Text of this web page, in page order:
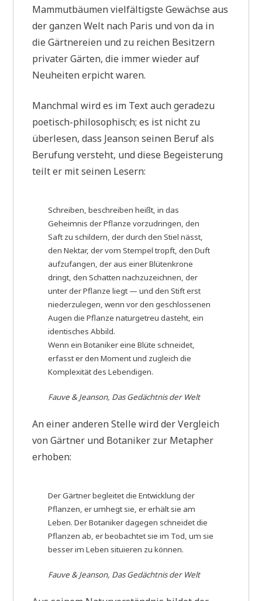
Mammutbäumen vielfältigste Gewächse aus
der ganzen Welt nach Paris und von da in
die Gärtnereien und zu reichen Besitzern
privater Gärten, die immer wieder auf
Neuheiten erpicht waren.
Manchmal wird es im Text auch geradezu
poetisch-philosophisch; es ist nicht zu
überlesen, dass Jeanson seinen Beruf als
Berufung versteht, und diese Begeisterung
teilt er mit seinen Lesern:
Schreiben, beschreiben heißt, in das
Geheimnis der Pflanze vorzudringen, den
Saft zu schildern, der durch den Stiel nässt,
den Nektar, der vom Stempel tropft, den Duft
aufzufangen, der aus einer Blütenkrone
dringt, den Schatten nachzuzeichnen, der
unter der Pflanze liegt — und den Stift erst
niederzulegen, wenn vor den geschlossenen
Augen die Pflanze naturgetreu dasteht, ein
identisches Abbild.
Wenn ein Botaniker eine Blüte schneidet,
erfasst er den Moment und zugleich die
Komplexität des Lebendigen.
Fauve & Jeanson, Das Gedächtnis der Welt
An einer anderen Stelle wird der Vergleich
von Gärtner und Botaniker zur Metapher
erhoben:
Der Gärtner begleitet die Entwicklung der
Pflanzen, er umhegt sie, er erhält sie am
Leben. Der Botaniker dagegen schneidet die
Pflanzen ab, er beobachtet sie im Tod, um sie
besser im Leben situieren zu können.
Fauve & Jeanson, Das Gedächtnis der Welt